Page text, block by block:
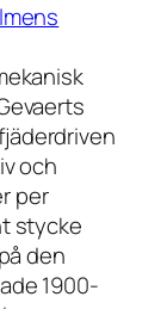
och
per
stycke
den
1900-